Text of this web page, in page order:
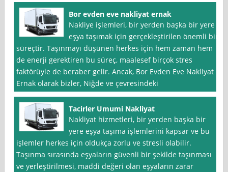
Bor evden eve nakliyat ernak
Nakliye işlemleri, bir yerden başka bir yere
eşya taşımak için gerçekleştirilen önemli bir
süreçtir. Taşınmayı düşünen herkes için hem zaman hem
de enerji gerektiren bu süreç, maalesef birçok stres
faktörüyle de beraber gelir. Ancak, Bor Evden Eve Nakliyat
Ernak olarak bizler, Niğde ve çevresindeki
Tacirler Umumi Nakliyat
Nakliyat hizmetleri, bir yerden başka bir
yere eşya taşıma işlemlerini kapsar ve bu
işlemler herkes için oldukça zorlu ve stresli olabilir.
Taşınma sırasında eşyaların güvenli bir şekilde taşınması
ve yerleştirilmesi, maddi değeri olan eşyaların zarar